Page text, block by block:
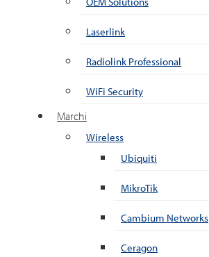
Laserlink
Radiolink Professional
WiFi Security
Marchi
Wireless
Ubiquiti
MikroTik
Cambium Networks
Ceragon